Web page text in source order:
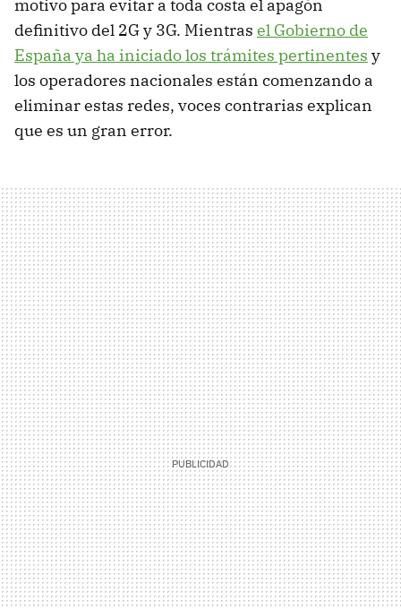
motivo para evitar a toda costa el apagón
definitivo del 2G y 3G. Mientras el Gobierno de
España ya ha iniciado los trámites pertinentes y
los operadores nacionales están comenzando a
eliminar estas redes, voces contrarias explican
que es un gran error.